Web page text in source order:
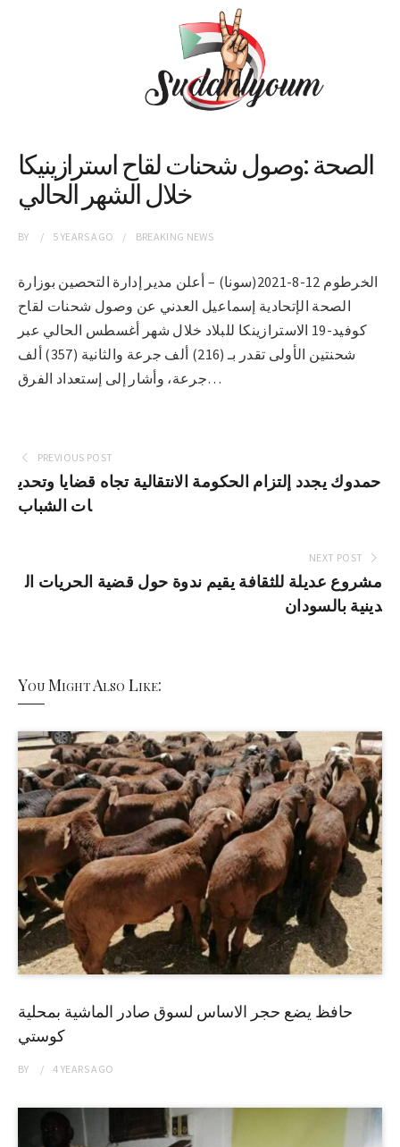
الصحة :وصول شحنات لقاح استرازينيكا
خلال الشهر الحالي
BY 5 YEARSAGO BREAKING NEWS
الخرطوم 12-8-2021(سونا) – أعلن مدير إدارة التحصين بوزارة
الصحة الإتحادية إسماعيل العدني عن وصول شحنات لقاح
كوفيد-19 الاسترازينكا للبلاد خلال شهر أغسطس الحالي عبر
شحنتين الأولى تقدر بـ (216) ألف جرعة والثانية (357) ألف
جرعة، وأشار إلى إستعداد الفرق…
PREVIOUS POST
حمدوك يجدد إلتزام الحكومة الانتقالية تجاه قضايا وتحدي
ات الشباب
NEXT POST
مشروع عديلة للثقافة يقيم ندوة حول قضية الحريات ال
دينية بالسودان
You Might Also Like:
حافظ يضع حجر الاساس لسوق صادر الماشية بمحلية
كوستي
BY 4 YEARSAGO